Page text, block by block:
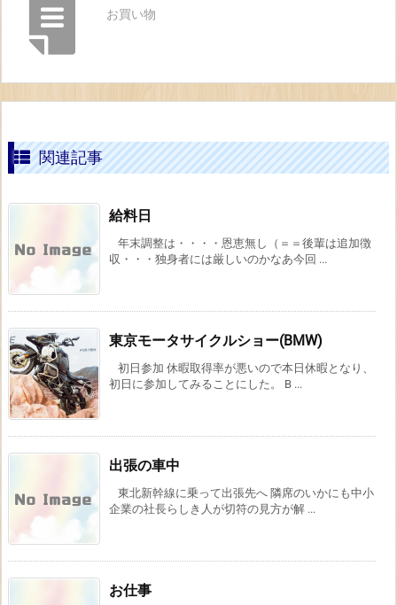
お買い物
関連記事
給料日
年末調整は・・・・恩恵無し（＝＝後輩は追加徴
収・・・独身者には厳しいのかなあ今回 ...
東京モータサイクルショー(BMW)
初日参加 休暇取得率が悪いので本日休暇となり、
初日に参加してみることにした。 B ...
出張の車中
東北新幹線に乗って出張先へ 隣席のいかにも中小
企業の社長らしき人が切符の見方が解 ...
お仕事